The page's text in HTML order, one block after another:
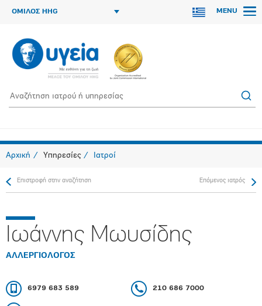
ΟΜΙΛΟΣ HHG MENU
Αρχική Υπηρεσίες Ιατροί
Επιστροφή στην αναζήτηση Επόμενος ιατρός
Ιωάννης Μωυσίδης
ΑΛΛΕΡΓΙΟΛΟΓΟΣ
6979 683 589 210 686 7000